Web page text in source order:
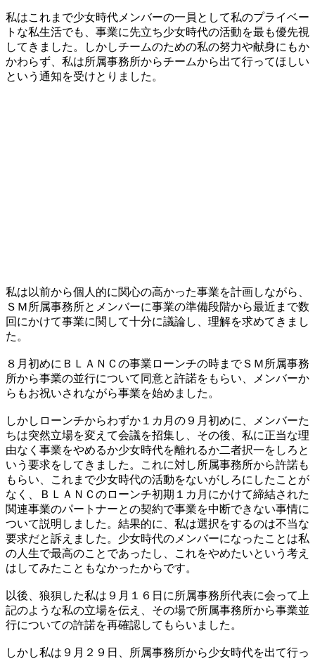
私はこれまで少女時代メンバーの一員として私のプライベー
トな私生活でも、事業に先立ち少女時代の活動を最も優先視
してきました。しかしチームのための私の努力や献身にもか
かわらず、私は所属事務所からチームから出て行ってほしい
という通知を受けとりました。
私は以前から個人的に関心の高かった事業を計画しながら、
ＳＭ所属事務所とメンバーに事業の準備段階から最近まで数
回にかけて事業に関して十分に議論し、理解を求めてきまし
た。
８月初めにＢＬＡＮＣの事業ローンチの時までＳＭ所属事務
所から事業の並行について同意と許諾をもらい、メンバーか
らもお祝いされながら事業を始めました。
しかしローンチからわずか１カ月の９月初めに、メンバーた
ちは突然立場を変えて会議を招集し、その後、私に正当な理
由なく事業をやめるか少女時代を離れるか二者択一をしろと
いう要求をしてきました。これに対し所属事務所から許諾も
もらい、これまで少女時代の活動をないがしろにしたことが
なく、ＢＬＡＮＣのローンチ初期１カ月にかけて締結された
関連事業のパートナーとの契約で事業を中断できない事情に
ついて説明しました。結果的に、私は選択をするのは不当な
要求だと訴えました。少女時代のメンバーになったことは私
の人生で最高のことであったし、これをやめたいという考え
はしてみたこともなかったからです。
以後、狼狽した私は９月１６日に所属事務所代表に会って上
記のような私の立場を伝え、その場で所属事務所から事業並
行についての許諾を再確認してもらいました。
しかし私は９月２９日、所属事務所から少女時代を出て行っ